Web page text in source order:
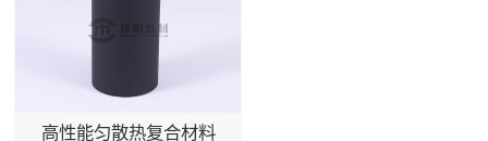
高性能匀散热复合材料